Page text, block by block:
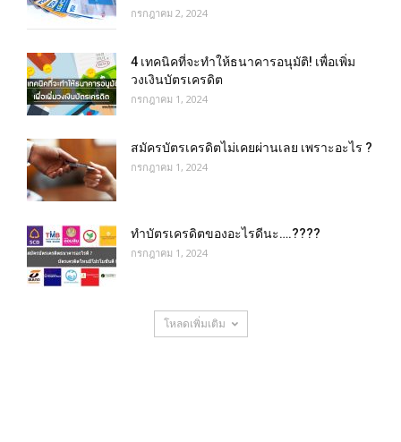
กรกฎาคม 2, 2024
4 เทคนิคที่จะทำให้ธนาคารอนุมัติ! เพื่อเพิ่ม
วงเงินบัตรเครดิต
กรกฎาคม 1, 2024
สมัครบัตรเครดิตไม่เคยผ่านเลย เพราะอะไร ?
กรกฎาคม 1, 2024
ทําบัตรเครดิตของอะไรดีนะ….????
กรกฎาคม 1, 2024
โหลดเพิ่มเติม